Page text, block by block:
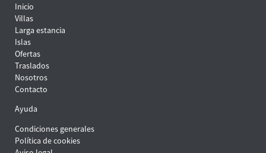
Inicio
Villas
Larga estancia
Islas
Ofertas
Traslados
Nosotros
Contacto
Ayuda
Condiciones generales
Política de cookies